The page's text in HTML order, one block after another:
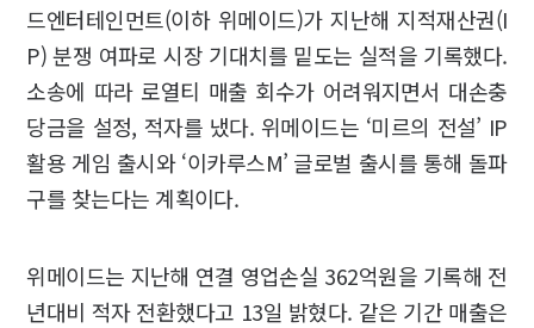
드엔터테인먼트(이하 위메이드)가 지난해 지적재산권(I
P) 분쟁 여파로 시장 기대치를 밑도는 실적을 기록했다.
소송에 따라 로열티 매출 회수가 어려워지면서 대손충
당금을 설정, 적자를 냈다. 위메이드는 ‘미르의 전설’ IP
활용 게임 출시와 ‘이카루스M’ 글로벌 출시를 통해 돌파
구를 찾는다는 계획이다.
위메이드는 지난해 연결 영업손실 362억원을 기록해 전
년대비 적자 전환했다고 13일 밝혔다. 같은 기간 매출은